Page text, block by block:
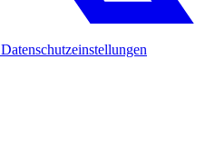
Datenschutzeinstellungen